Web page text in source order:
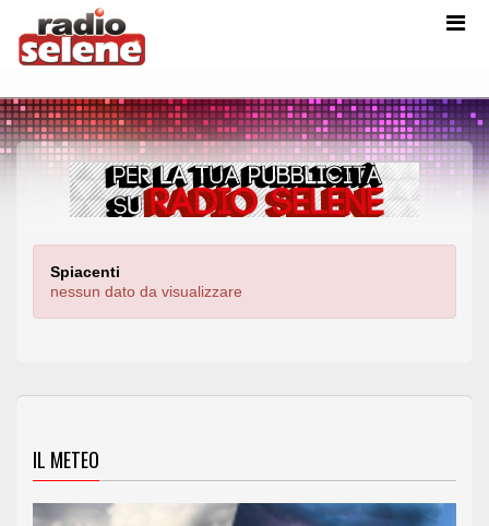
Spiacenti
nessun dato da visualizzare
IL METEO